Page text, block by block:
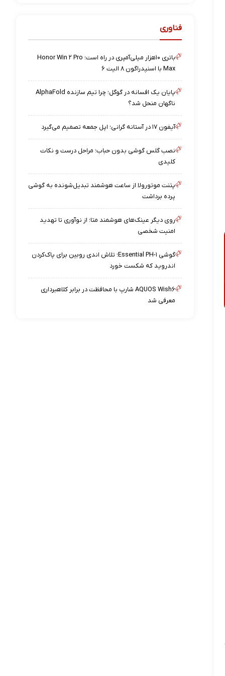
فناوری
باتری ۱۰هزار میلی‌آمپری در راه است؛ Honor Win ۲ Pro
Max با اسنپدراگون ۸ الیت ۶
پایان یک افسانه در گوگل؛ چرا تیم سازنده AlphaFold
ناگهان منحل شد؟
آیفون ۱۷ در آستانه گرانی؛ اپل جمعه تصمیم می‌گیرد
نصب گلس گوشی بدون حباب؛ مراحل درست و نکات
کلیدی
پتنت موتورولا از ساعت هوشمند تبدیل‌شونده به گوشی
پرده برداشت
روی دیگر عینک‌های هوشمند متا؛ از نوآوری تا تهدید
امنیت شخصی
گوشی Essential PH-۱؛ تلاش اندی روبین برای پاک‌کردن
اندروید که شکست خورد
AQUOS Wish۶ شارپ با محافظت در برابر کلاهبرداری
معرفی شد